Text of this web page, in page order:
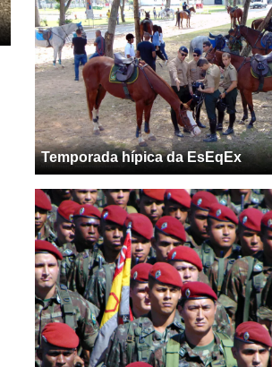
Temporada hípica da EsEqEx